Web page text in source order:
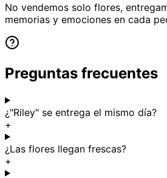
No vendemos solo flores,
memorias y emociones en cada
Preguntas frecuentes
¿"Riley" se entrega el mismo día?
+
¿Las flores llegan frescas?
+